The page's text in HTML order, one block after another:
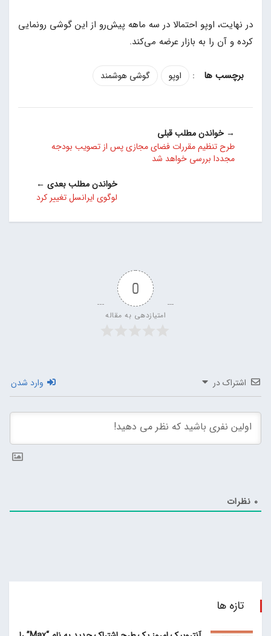
در نهایت، اوپو احتمالا در سه ماهه پیش‌رو از این گوشی رونمایی
کرده و آن را به بازار عرضه می‌کند.
: اوپو گوشی هوشمند
→ خواندن مطلب قبلی
طرح تنظیم مقررات فضای مجازی پس از تصویب بودجه
مجددا بررسی خواهد شد
خواندن مطلب بعدی ←
لوگوی ایرانسل تغییر کرد
0
امتیازدهی به مقاله
اشتراک در وارد شدن
0 نظرات
تازه ها